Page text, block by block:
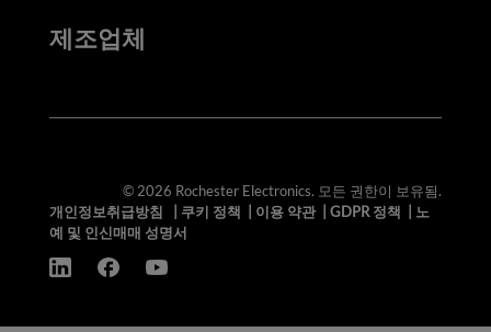
제조업체
© 2026 Rochester Electronics. 모든 권한이 보유됨.
개인정보취급방침
쿠키 정책 이용 약관| GDPR 정책
노
예 및 인신매매 성명서